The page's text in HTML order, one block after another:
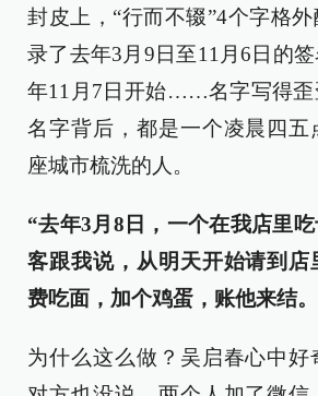
封皮上，“行而不辍”4个字格
录了去年3月9日至11月6日的
年11月7日开始……名字写得歪
名字背后，都是一个凌晨四五
座城市梳洗的人。
“去年3月8日，一个在我店里
客跟我说，从明天开始请到店
费吃面，加个鸡蛋，账他来结
为什么这么做？吴启春心中好